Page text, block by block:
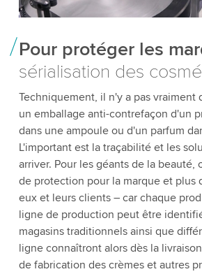
Pour protéger les
sérialisation des
Techniquement, il n'y a pas vraiment
un emballage anti-contrefaçon d'un
dans une ampoule ou d'un parfum
L'important est la traçabilité et les
arriver. Pour les géants de la beauté,
de protection pour la marque et plus
eux et leurs clients – car chaque
ligne de production peut être
magasins traditionnels ainsi que
ligne connaîtront alors dès la
de fabrication des crèmes et autres